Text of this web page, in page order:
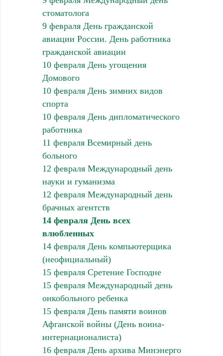
стоматолога
9 февраля День гражданской
авиации России. День работника
гражданской авиации
10 февраля День угощения
Домового
10 февраля День зимних видов
спорта
10 февраля День дипломатического
работника
11 февраля Всемирный день
больного
12 февраля Международный день
науки и гуманизма
12 февраля Международный день
брачных агентств
14 февраля День всех
влюбленных
14 февраля День компьютерщика
(неофициальный)
15 февраля Сретение Господне
15 февраля Международный день
онкобольного ребенка
15 февраля День памяти воинов
Афганской войны (День воина-
интернационалиста)
16 февраля День архива Минэнерго